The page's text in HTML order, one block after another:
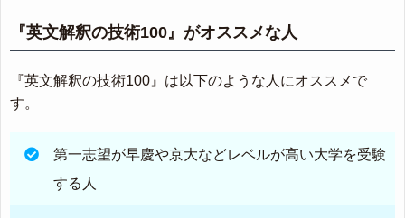
『英文解釈の技術100』がオススメな人
『英文解釈の技術100』は以下のような人にオススメで
す。
第一志望が早慶や京大などレベルが高い大学を受験
する人